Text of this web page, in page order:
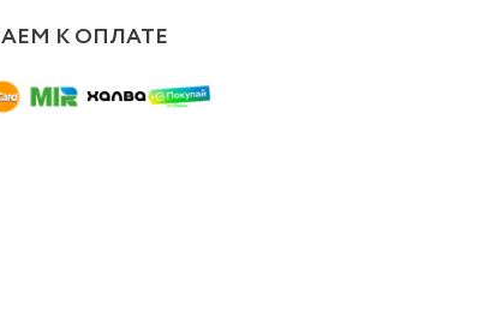
К ОПЛАТЕ